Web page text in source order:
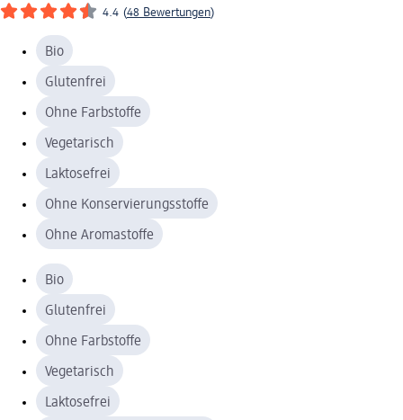
4.4 (48 Bewertungen)
Bio
Glutenfrei
Ohne Farbstoffe
Vegetarisch
Laktosefrei
Ohne Konservierungsstoffe
Ohne Aromastoffe
Bio
Glutenfrei
Ohne Farbstoffe
Vegetarisch
Laktosefrei